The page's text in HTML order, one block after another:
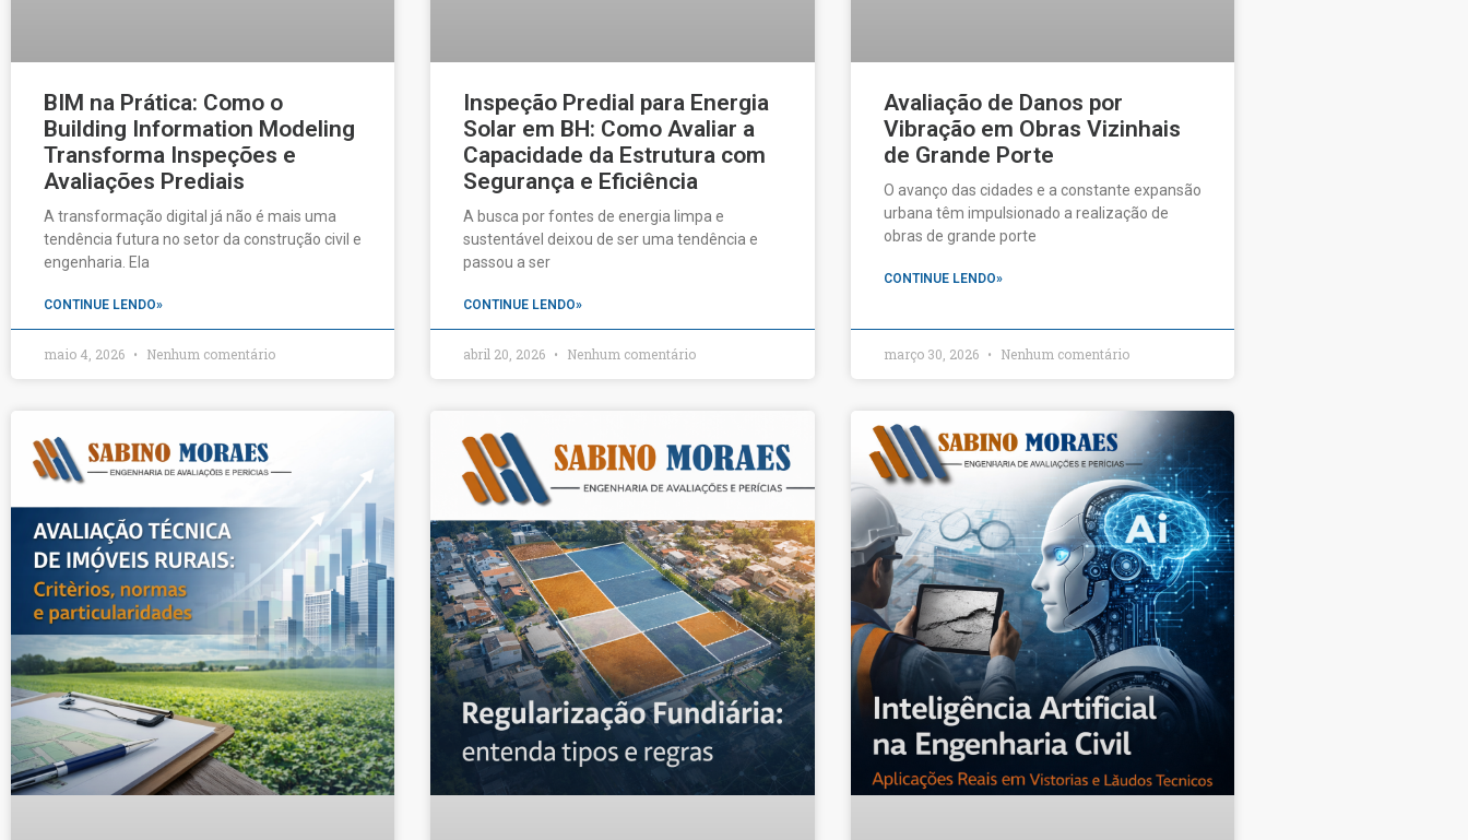
BIM na Prática: Como o
Building Information Modeling
Transforma Inspeções e
Avaliações Prediais
A transformação digital já não é mais uma
tendência futura no setor da construção civil e
engenharia. Ela
CONTINUE LENDO»
maio 4, 2026 Nenhum comentário
Inspeção Predial para Energia
Solar em BH: Como Avaliar a
Capacidade da Estrutura com
Segurança e Eficiência
A busca por fontes de energia limpa e
sustentável deixou de ser uma tendência e
passou a ser
CONTINUE LENDO»
abril 20, 2026 Nenhum comentário
Avaliação de Danos por
Vibração em Obras Vizinhais
de Grande Porte
O avanço das cidades e a constante expansão
urbana têm impulsionado a realização de
obras de grande porte
CONTINUE LENDO»
março 30, 2026 Nenhum comentário